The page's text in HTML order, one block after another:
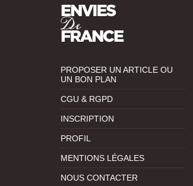
PROPOSER UN ARTICLE OU
UN BON PLAN
CGU & RGPD
INSCRIPTION
PROFIL
MENTIONS LÉGALES
NOUS CONTACTER